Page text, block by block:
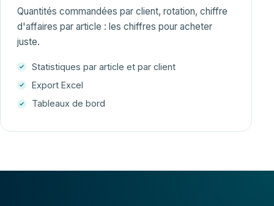
Quantités commandées par client, rotation, chiffre
d'affaires par article : les chiffres pour acheter
juste.
Statistiques par article et par client
Export Excel
Tableaux de bord